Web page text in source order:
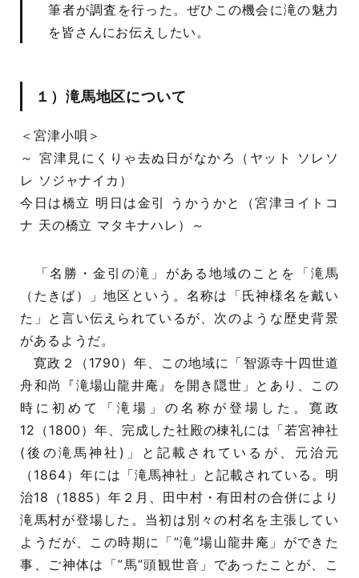
筆者が調査を行った。ぜひこの機会に滝の魅力
を皆さんにお伝えしたい。
１）滝馬地区について
＜宮津小唄＞
～ 宮津見にくりゃ去ぬ日がなかろ（ヤット ソレソ
レ ソジャナイカ）
今日は橋立 明日は金引 うかうかと（宮津ヨイトコ
ナ 天の橋立 マタキナハレ）～
「名勝・金引の滝」がある地域のことを「滝馬
（たきば）」地区という。名称は「氏神様名を戴い
た」と言い伝えられているが、次のような歴史背景
があるようだ。
寛政２（1790）年、この地域に「智源寺十四世道
舟和尚『滝場山龍井庵』を開き隠世」とあり、この
時に初めて「滝場」の名称が登場した。寛政
12（1800）年、完成した社殿の棟礼には「若宮神社
(後の滝馬神社)」と記載されているが、元治元
（1864）年には「滝馬神社」と記載されている。明
治18（1885）年２月、田中村・有田村の合併により
滝馬村が登場した。当初は別々の村名を主張してい
ようだが、この時期に「”滝”場山龍井庵」ができた
事、ご神体は「”馬”頭観世音」であったことが、こ